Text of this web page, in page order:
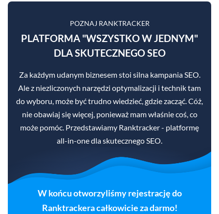
POZNAJ RANKTRACKER
PLATFORMA "WSZYSTKO W JEDNYM"
DLA SKUTECZNEGO SEO
Za każdym udanym biznesem stoi silna kampania SEO.
Ale z niezliczonych narzędzi optymalizacji i technik tam
do wyboru, może być trudno wiedzieć, gdzie zacząć. Cóż,
nie obawiaj się więcej, ponieważ mam właśnie coś, co
może pomóc. Przedstawiamy Ranktracker - platformę
all-in-one dla skutecznego SEO.
W końcu otworzyliśmy rejestrację do
Ranktrackera całkowicie za darmo!